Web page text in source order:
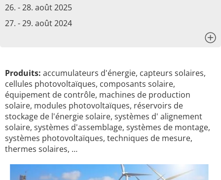
26. - 28. août 2025
27. - 29. août 2024
Produits: accumulateurs d'énergie, capteurs solaires,
cellules photovoltaïques, composants solaire,
équipement de contrôle, machines de production
solaire, modules photovoltaïques, réservoirs de
stockage de l'énergie solaire, systèmes d' alignement
solaire, systèmes d'assemblage, systèmes de montage,
systèmes photovoltaïques, techniques de mesure,
thermes solaires, …